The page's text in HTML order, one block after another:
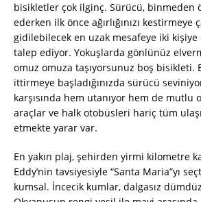
bisikletler çok ilginç. Sürücü, binmeden
ederken ilk önce ağırlığınızı kestirmeye
gidilebilecek en uzak mesafeye iki
talep ediyor. Yokuşlarda gönlünüz
omuz omuza taşıyorsunuz boş bisikleti.
ittirmeye başladığınızda sürücü
karşısında hem utanıyor hem de mutlu
araçlar ve halk otobüsleri hariç tüm
etmekte yarar var.
En yakın plaj, şehirden yirmi kilometre
Eddy’nin tavsiyesiyle “Santa Maria”yı
kumsal. İncecik kumlar, dalgasız